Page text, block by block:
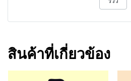
สินค้าที่เกี่ยวข้อง